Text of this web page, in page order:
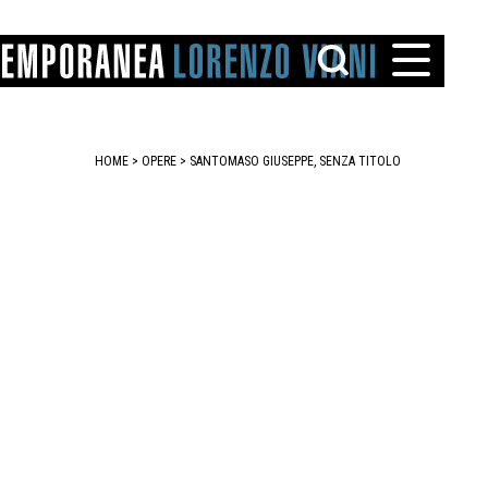
HOME > OPERE > SANTOMASO GIUSEPPE, SENZA TITOLO